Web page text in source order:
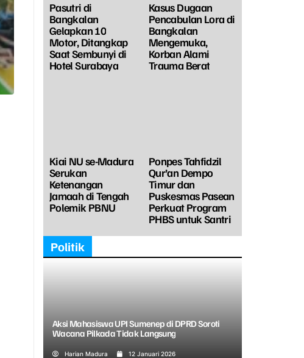
Pasutri di
Bangkalan
Gelapkan 10
Motor, Ditangkap
Saat Sembunyi di
Hotel Surabaya
Kasus Dugaan
Pencabulan Lora di
Bangkalan
Mengemuka,
Korban Alami
Trauma Berat
Kiai NU se-Madura
Serukan
Ketenangan
Jamaah di Tengah
Polemik PBNU
Ponpes Tahfidzil
Qur’an Dempo
Timur dan
Puskesmas Pasean
Perkuat Program
PHBS untuk Santri
Politik
Aksi Mahasiswa UPI Sumenep di DPRD Soroti
Wacana Pilkada Tidak Langsung
Harian Madura 12 Januari 2026